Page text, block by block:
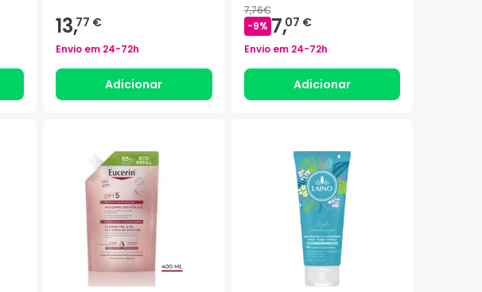
13,77 €
Envio em 24-72h
Adicionar
7,76€
-9% 7,07 €
Envio em 24-72h
Adicionar